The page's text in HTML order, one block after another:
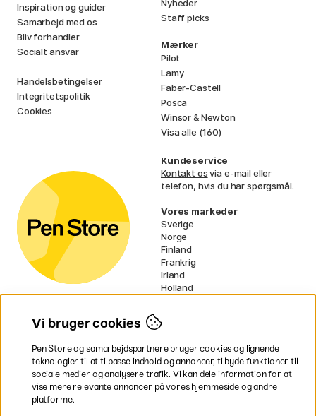
Inspiration og guider
Samarbejd med os
Bliv forhandler
Socialt ansvar
Handelsbetingelser
Integritetspolitik
Cookies
Nyheder
Staff picks
Mærker
Pilot
Lamy
Faber-Castell
Posca
Winsor & Newton
Visa alle (160)
Kundeservice
Kontakt osvia e-mail eller
telefon, hvis du har spørgsmål.
Vores markeder
Sverige
Norge
Finland
Frankrig
Irland
Holland
EU
* Specifikkefragtvilkår gælder for
voluminøse varer.
Vi bruger cookies
Pen Store og samarbejdspartnere bruger cookies og lignende
teknologier til at tilpasse indhold og annoncer, tilbyde funktioner til
sociale medier og analysere trafik. Vi kan dele information for at
vise mere relevante annoncer på vores hjemmeside og andre
platforme.